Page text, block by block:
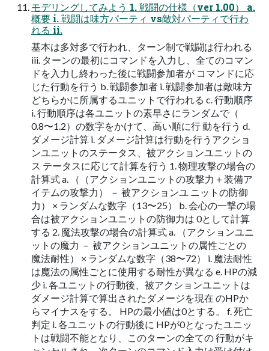
モデリングしてみよう 1. 戦闘の仕様（ver 1.00） a.
概要 i. 戦闘は味方パーティ vs敵対パーティで行わ
れる ii.
基本は多対多で行われ、ターン制で戦闘は行われる
iii. ターンの最初にコマンドを入力し、全てのコマン
ドを入力し終わった後に戦闘参加者が コマンドに応
じた行動を行う b. 戦闘参加者 i. 戦闘参加者は敵味方
どちらかに所属するユニットで行われる c. 行動順序
i. 行動順序は各ユニットの素早さにランダムで（
0.8〜1.2）の数字をかけて、高い順に行 動を行う d.
ダメージ計算 i. ダメージ計算は行動を行うアクショ
ンユニットのステータス、被アクションユニットの
ス テータスに応じて計算を行う 1. 物理攻撃の場合の
計算式 a. （（アクションユニットの攻撃力＋装備ア
イテムの攻撃力） － 被アクションユ ニットの防御
力） × ランダムな数字（13〜25） b. 会心の一撃の場
合は被アクションユニットの防御力は 0として計算
する 2. 魔法攻撃の場合の計算式 a. （アクションユニ
ットの魔力 － 被アクションユニットの属性ごとの
魔法耐性） × ランダムな数字（38〜72） i. 魔法耐性
は魔法の属性ごとに使用する耐性が異なる e. HPの減
少 i. 各ユニットの行動後、被アクションユニットは
ダメージ計算で算出されたダメージを現在 のHPか
らマイナスをする。 HPの最小値は0とする。 f. 死亡
判定 i. 各ユニットの行動後に HPが0となったユニッ
トは戦闘不能となり、このターンの全ての 行動がキ